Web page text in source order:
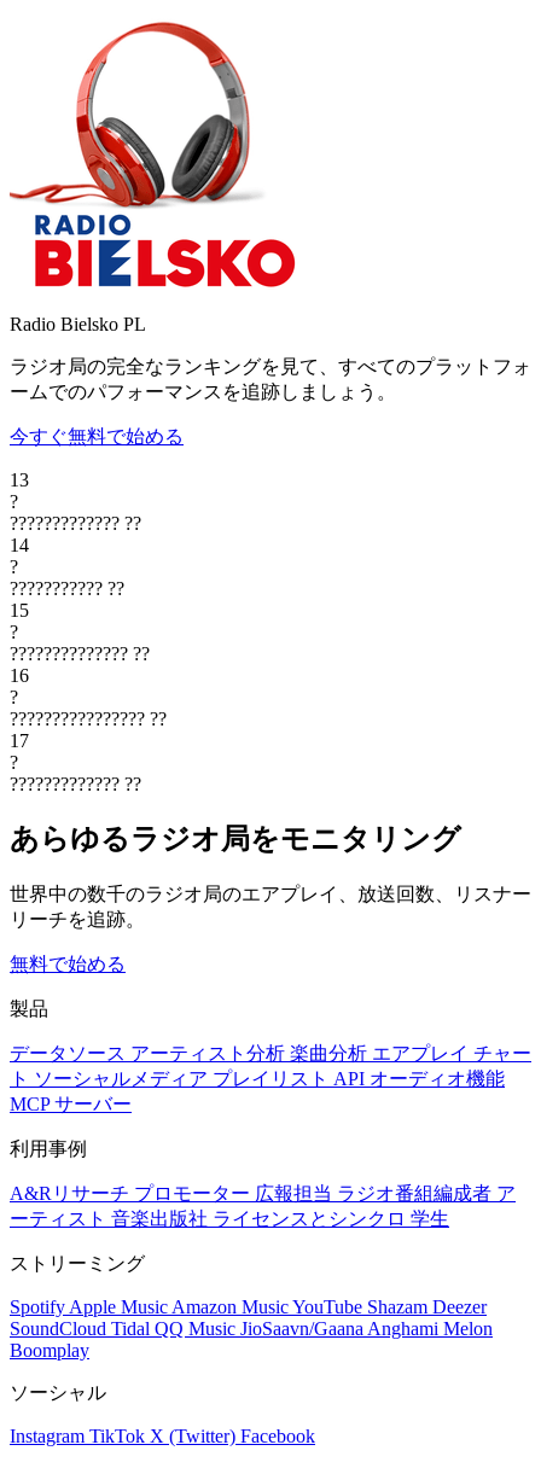
Radio Bielsko PL
ラジオ局の完全なランキングを見て、すべてのプラットフォ
ームでのパフォーマンスを追跡しましょう。
今すぐ無料で始める
13
?
????????????? ??
14
?
??????????? ??
15
?
?????????????? ??
16
?
???????????????? ??
17
?
????????????? ??
あらゆるラジオ局をモニタリング
世界中の数千のラジオ局のエアプレイ、放送回数、リスナー
リーチを追跡。
無料で始める
製品
データソース アーティスト分析 楽曲分析 エアプレイ チャー
ト ソーシャルメディア プレイリスト API オーディオ機能
MCP サーバー
利用事例
A&Rリサーチ プロモーター 広報担当 ラジオ番組編成者 ア
ーティスト 音楽出版社 ライセンスとシンクロ 学生
ストリーミング
Spotify Apple Music Amazon MusicYouTube Shazam Deezer
SoundCloud Tidal QQ Music JioSaavn/Gaana Anghami Melon
Boomplay
ソーシャル
Instagram TikTok X (Twitter) Facebook